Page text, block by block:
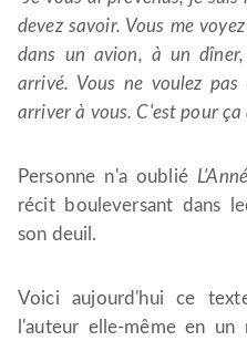
devez savoir. Vous me
dans un avion, à un
arrivé. Vous ne voulez
arriver à vous. C'est pour ça
Personne n'a oublié
récit bouleversant dans
son deuil.
Voici aujourd'hui ce
l'auteur elle-même en un